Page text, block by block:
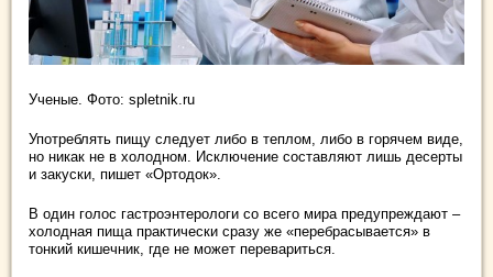
Ученые. Фото: spletnik.ru
Употреблять пищу следует либо в теплом, либо в горячем виде,
но никак не в холодном. Исключение составляют лишь десерты
и закуски, пишет «Ортодок».
В один голос гастроэнтерологи со всего мира предупреждают –
холодная пища практически сразу же «перебрасывается» в
тонкий кишечник, где не может перевариться.